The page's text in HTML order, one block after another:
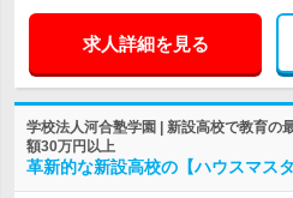
求人詳細を見る
学校法人河合塾学園 | 新設高校で教育の
額30万円以上
革新的な新設高校の【ハウスマス